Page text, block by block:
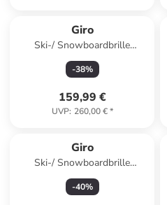
Giro
Ski-/ Snowboardbrille
"Contour" in Orange/ Weiß
-38%
159,99 €
UVP: 260,00 €*
Giro
Ski-/ Snowboardbrille
"Contour RS" in Grau
-40%